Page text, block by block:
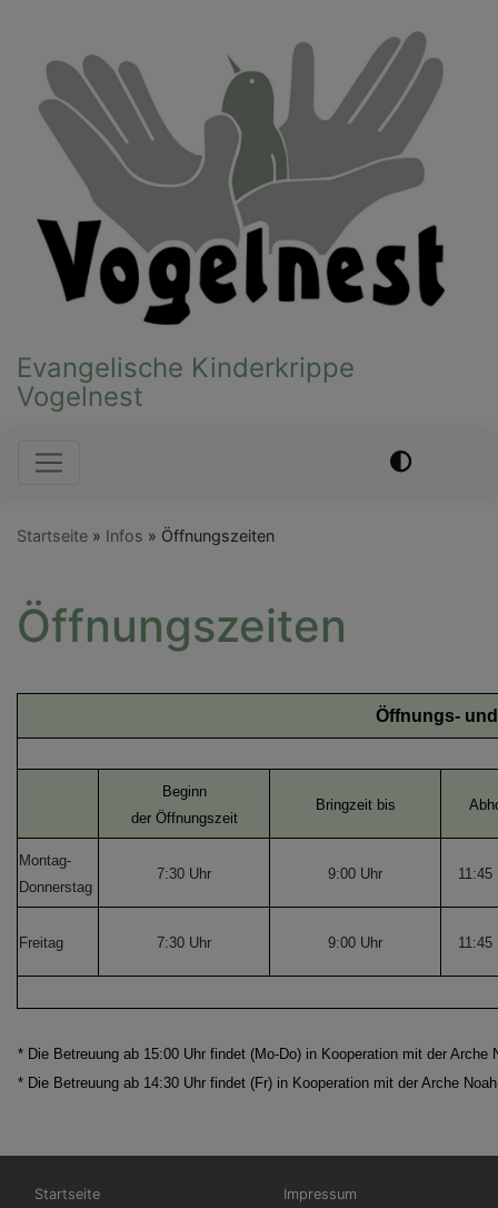
Evangelische Kinderkrippe
Vogelnest
Hauptnavigation
Startseite Infos Öffnungszeiten
Öffnungszeiten
Öffnungs-
Beginn
der Öffnungszeit
Bringzeit bis
Montag-
Donnerstag
7:30 Uhr 9:00 Uhr 11:45
Freitag 7:30 Uhr 9:00 Uhr 11:45
* Die Betreuung ab 15:00 Uhr findet (Mo-Do) in Kooperation mit der Arche
* Die Betreuung ab 14:30 Uhr findet (Fr) in Kooperation mit der Arche
Hauptnavigation
Startseite
Fußbereichsmenü
Impressum